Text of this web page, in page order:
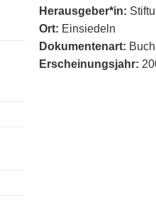
Herausgeber*in:
Ort: Einsiedeln
Dokumentenart: Buch
Erscheinungsjahr: